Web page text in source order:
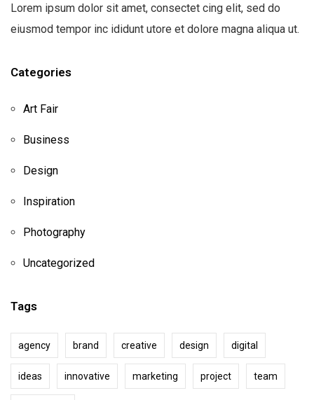
Lorem ipsum dolor sit amet, consectet cing elit, sed do
eiusmod tempor inc ididunt utore et dolore magna aliqua ut.
Categories
Art Fair
Business
Design
Inspiration
Photography
Uncategorized
Tags
agency brand creative design digital
ideas innovative marketing project team